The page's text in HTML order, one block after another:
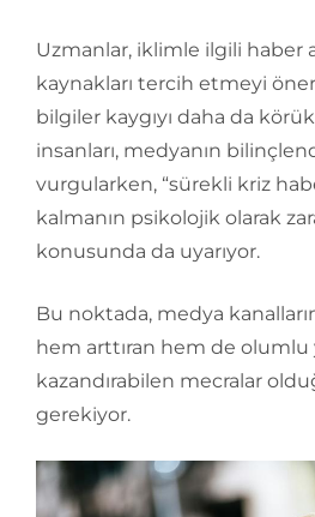
Uzmanlar, iklimle ilgili haber
kaynakları tercih etmeyi
bilgiler kaygıyı daha da
insanları, medyanın
vurgularken, “sürekli kriz
kalmanın psikolojik olarak
konusunda da uyarıyor.
Bu noktada, medya
hem arttıran hem de
kazandırabilen mecralar
gerekiyor.